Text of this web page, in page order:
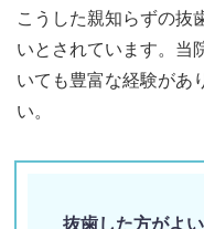
こうした親知らずの抜
いとされています。当
いても豊富な経験があ
い。
抜歯した方がよ